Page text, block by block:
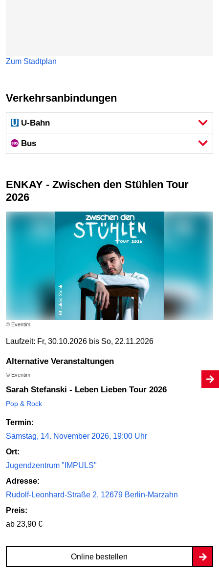
Zum Stadtplan
Verkehrsanbindungen
U-Bahn
Bus
ENKAY - Zwischen den Stühlen Tour
2026
© Eventim
Laufzeit: Fr, 30.10.2026 bis So, 22.11.2026
Alternative Veranstaltungen
© Eventim
Sarah Stefanski - Leben Lieben Tour 2026
Pop & Rock
Termin:
Samstag, 14. November 2026, 19:00 Uhr
Ort:
Jugendzentrum "IMPULS"
Adresse:
Rudolf-Leonhard-Straße 2, 12679 Berlin-Marzahn
Preis:
ab 23,90 €
Online bestellen